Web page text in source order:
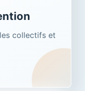
collectifs et